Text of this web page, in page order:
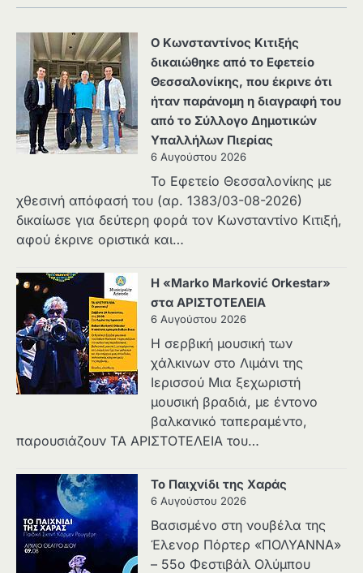
Ο Κωνσταντίνος Κιτιξής
δικαιώθηκε από το Εφετείο
Θεσσαλονίκης, που έκρινε ότι
ήταν παράνομη η διαγραφή του
από το Σύλλογο Δημοτικών
Υπαλλήλων Πιερίας
6 Αυγούστου 2026
Το Εφετείο Θεσσαλονίκης με
χθεσινή απόφασή του (αρ. 1383/03-08-2026)
δικαίωσε για δεύτερη φορά τον Κωνσταντίνο Κιτιξή,
αφού έκρινε οριστικά και…
Η «Marko Marković Orkestar»
στα ΑΡΙΣΤΟΤΕΛΕΙΑ
6 Αυγούστου 2026
Η σερβική μουσική των
χάλκινων στο Λιμάνι της
Ιερισσού Μια ξεχωριστή
μουσική βραδιά, με έντονο
βαλκανικό ταπεραμέντο,
παρουσιάζουν ΤΑ ΑΡΙΣΤΟΤΕΛΕΙΑ του…
Το Παιχνίδι της Χαράς
6 Αυγούστου 2026
Βασισμένο στη νουβέλα της
Έλενορ Πόρτερ «ΠΟΛΥΑΝΝΑ»
– 55ο Φεστιβάλ Ολύμπου